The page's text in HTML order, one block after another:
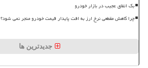
بک اتفاق عجیب در بازار خودرو
چرا کاهش مقطعی نرخ ارز به افت پایدار قیمت خودرو منجر نمی شود؟
جدیدترین ها